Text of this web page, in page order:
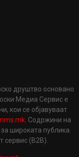
друштво основано
Медиа Сервис е
кои се објавуваат
. Содржини на
широката публика
сервис (B2B).